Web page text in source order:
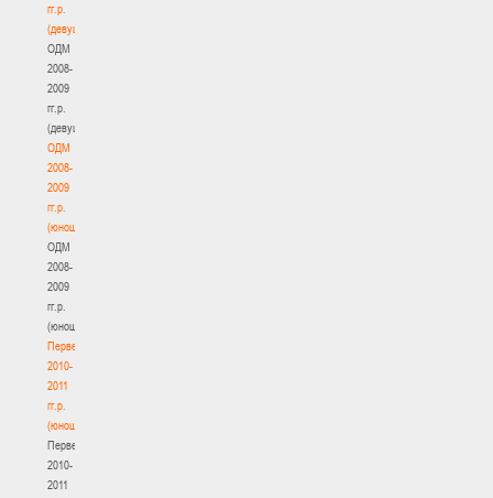
гг.р.
(девушки)
ОДМ
2008-
2009
гг.р.
(девушки)
ОДМ
2008-
2009
гг.р.
(юноши)
ОДМ
2008-
2009
гг.р.
(юноши)
Первенство
2010-
2011
гг.р.
(юноши)
Первенство
2010-
2011